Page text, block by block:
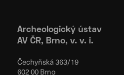
Archeologický ústav
AV ČR, Brno, v. v. i.
Čechyňská 363/19
602 00 Brno